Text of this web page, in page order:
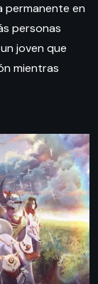
permanente en
personas
joven que
mientras